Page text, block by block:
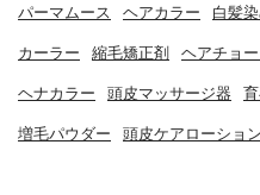
パーマムース ヘアカラー 白髪
カーラー 縮毛矯正剤 ヘアチョー
ヘナカラー 頭皮マッサージ器
増毛パウダー 頭皮ケアローション